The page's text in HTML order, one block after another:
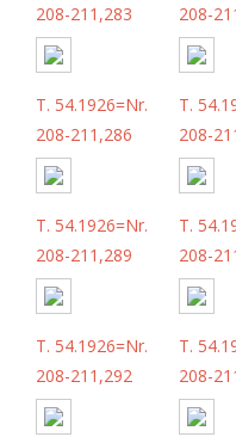
208-211,283
208-
T. 54.1926=Nr.
208-211,286
T.
208-
T. 54.1926=Nr.
208-211,289
T.
208-
T. 54.1926=Nr.
208-211,292
T.
208-